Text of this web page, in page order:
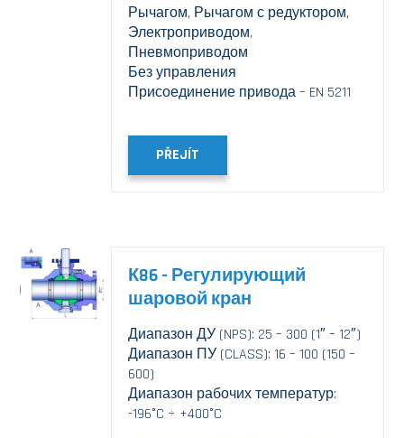
Рычагом, Рычагом с редуктором,
Электроприводом,
Пневмоприводом
Без управления
Присоединение привода – EN 5211
PŘEJÍT
К86 - Регулирующий
шаровой кран
Диапазон ДУ (NPS): 25 – 300 (1″ – 12″)
Диапазон ПУ (CLASS): 16 – 100 (150 –
600)
Диапазон рабочих температур:
-196°C ÷ +400°C